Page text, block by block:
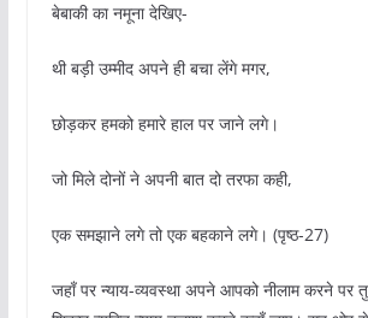
बेबाकी का नमूना देखिए-
थी बड़ी उम्मीद अपने ही बचा लेंगे मगर,
छोड़कर हमको हमारे हाल पर जाने लगे।
जो मिले दोनों ने अपनी बात दो तरफा कही,
एक समझाने लगे तो एक बहकाने लगे। (पृष्ठ-27)
जहाँ पर न्याय-व्यवस्था अपने आपको नीलाम करने पर